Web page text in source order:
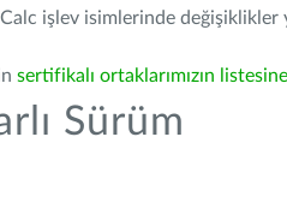
işlev isimlerinde değişiklikler
sertifikalı ortaklarımızın
Sürüm